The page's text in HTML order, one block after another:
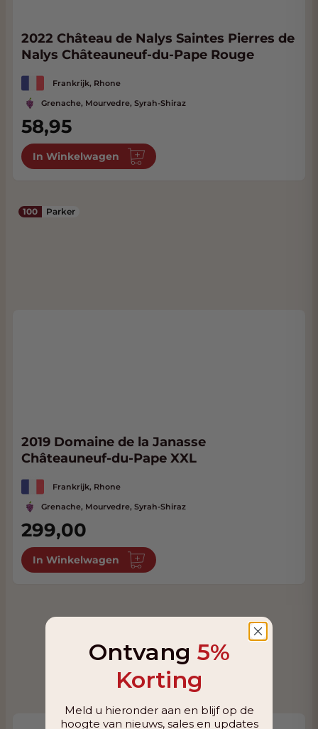
2022 Château de Nalys Saintes Pierres de
Nalys Châteauneuf-du-Pape Rouge
Frankrijk, Rhone
Grenache, Mourvedre, Syrah-Shiraz
58,95
In Winkelwagen
100 Parker
2019 Domaine de la Janasse
Châteauneuf-du-Pape XXL
Frankrijk, Rhone
Grenache, Mourvedre, Syrah-Shiraz
299,00
In Winkelwagen
Ontvang 5%
Korting
Meld u hieronder aan en blijf op de
hoogte van nieuws, sales en updates